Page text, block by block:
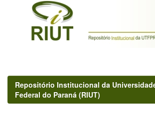
Repositório Institucional da
Federal do Paraná (RIUT)